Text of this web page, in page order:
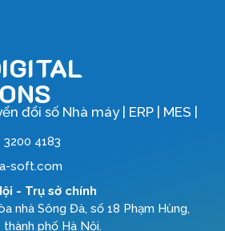
đổi số Nhà máy | ERP | MES |
3200 4183
soft.com
- Trụ sở chính
nhà Sông Đà, số 18 Phạm Hùng,
phố Hà Nội.